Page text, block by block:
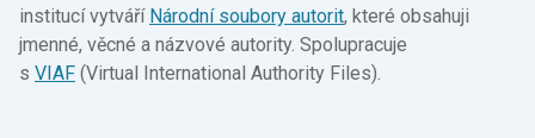
institucí vytváří Národní soubory autorit, které obsahuji
jmenné, věcné a názvové autority. Spolupracuje
s VIAF (Virtual International Authority Files).